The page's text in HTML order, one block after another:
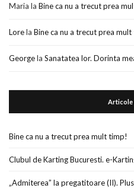
Maria la Bine ca nu a trecut prea
Lorela Bine ca nu a trecut prea
Georgela Sanatatea lor. Dorinta
Articole
Bine ca nu a trecut prea mult timp!
Clubul de Karting Bucuresti. e-
„Admiterea” la pregatitoare (II).